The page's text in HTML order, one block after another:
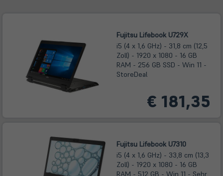
Fujitsu Lifebook U729X
i5 (4 x 1,6 GHz) - 31,8 cm (12,5
Zoll) - 1920 x 1080 - 16 GB
RAM - 256 GB SSD - Win 11 -
StoreDeal
€ 181,35
Fujitsu Lifebook U7310
i5 (4 x 1,6 GHz) - 33,8 cm (13,3
Zoll) - 1920 x 1080 - 16 GB
RAM - 512 GB - Win 11 - Sehr